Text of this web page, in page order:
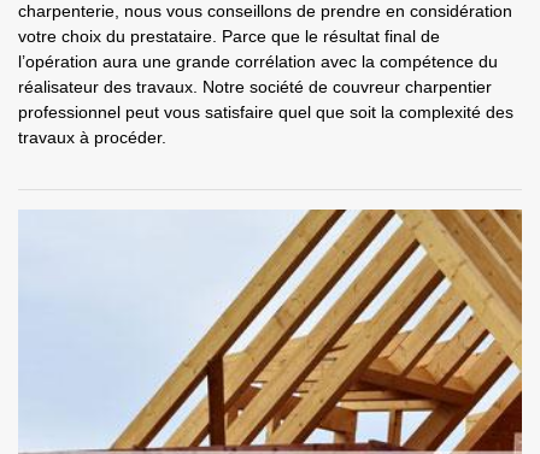
charpenterie, nous vous conseillons de prendre en considération
votre choix du prestataire. Parce que le résultat final de
l’opération aura une grande corrélation avec la compétence du
réalisateur des travaux. Notre société de couvreur charpentier
professionnel peut vous satisfaire quel que soit la complexité des
travaux à procéder.